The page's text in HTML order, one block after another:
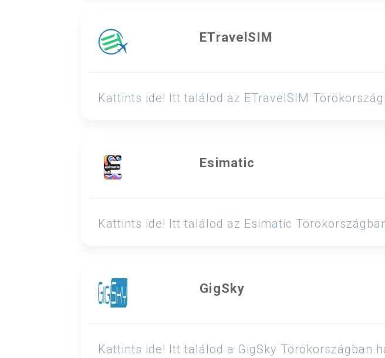
ETravelSIM
Kattints ide! Itt találod az ETravelSIM
Esimatic
Kattints ide! Itt találod az Esimatic
GigSky
Kattints ide! Itt találod a GigSky Törökországban